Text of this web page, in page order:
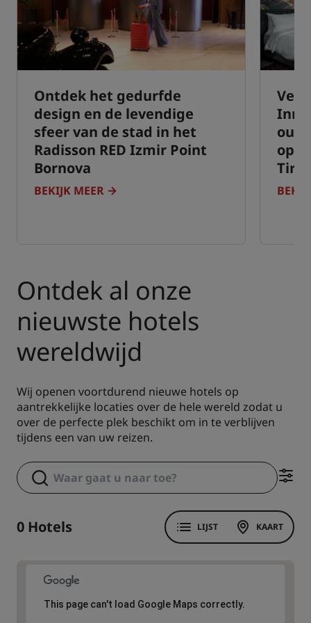
Ontdek het gedurfde
design en de levendige
sfeer van de stad in het
Radisson RED Izmir Point
Bornova
BEKIJK MEER
op
Ontdek al onze
nieuwste hotels
wereldwijd
Wij openen voortdurend nieuwe hotels op
aantrekkelijke locaties over de hele wereld zodat u
over de perfecte plek beschikt om in te verblijven
tijdens een van uw reizen.
0 Hotels LIJST KAART
This page can't load Google Maps correctly.